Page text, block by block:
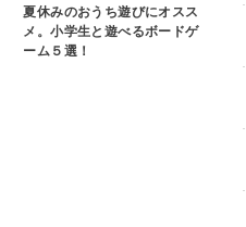
夏休みのおうち遊びにオスス
メ。小学生と遊べるボードゲ
ーム５選！